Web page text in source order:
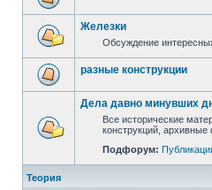
Железки
Обсуждение
разные конструкции
Дела давно минувших
Все исторические
конструкций, архивные
Подфорум:
Теория